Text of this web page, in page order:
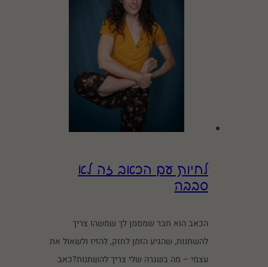
לחיות עם הכאב זה לא
סבבה
הכאב הוא חבר שמסמן לך שמשהו צריך
להשתנות, שהגיע הזמן לחזק, להזיז ולשאול את
עצמי – מה בשגרה שלי צריך להשתנות?כאב